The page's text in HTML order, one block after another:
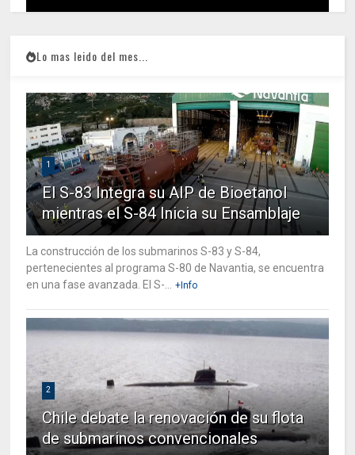
Lo mas leido del mes...
1
El S-83 Integra su AIP de Bioetanol
mientras el S-84 Inicia su Ensamblaje
La construcción de los submarinos S-83 y S-84,
pertenecientes al programa S-80 de Navantia, se encuentra
en una fase avanzada. El S-...
+Info
2
Chile debate la renovación de su flota
de submarinos convencionales